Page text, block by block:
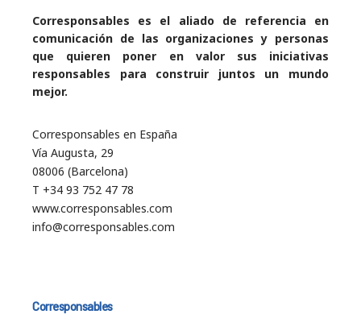
Corresponsables es el aliado de referencia en
comunicación de las organizaciones y personas
que quieren poner en valor sus iniciativas
responsables para construir juntos un mundo
mejor.
Corresponsables en España
Vía Augusta, 29
08006 (Barcelona)
T +34 93 752 47 78
www.corresponsables.com
info@corresponsables.com
Corresponsables